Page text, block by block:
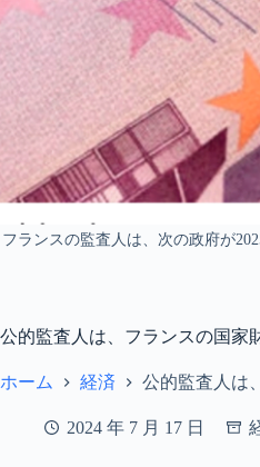
フランスの監査人は、次の政府が
公的監査人は、フランスの国家
ホーム 経済 公的監査人は
2024 年 7 月 17 日